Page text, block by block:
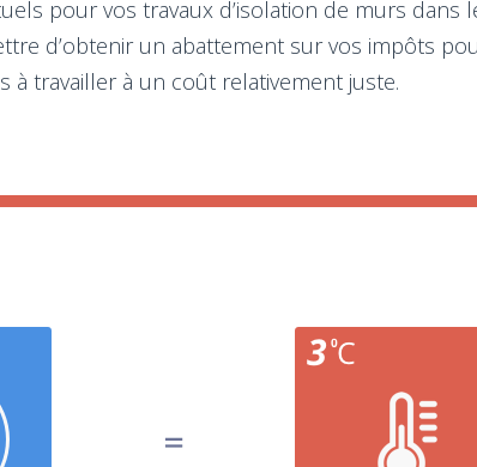
pour vos travaux d’isolation de murs
d’obtenir un abattement sur vos impôts
à travailler à un coût relativement juste.